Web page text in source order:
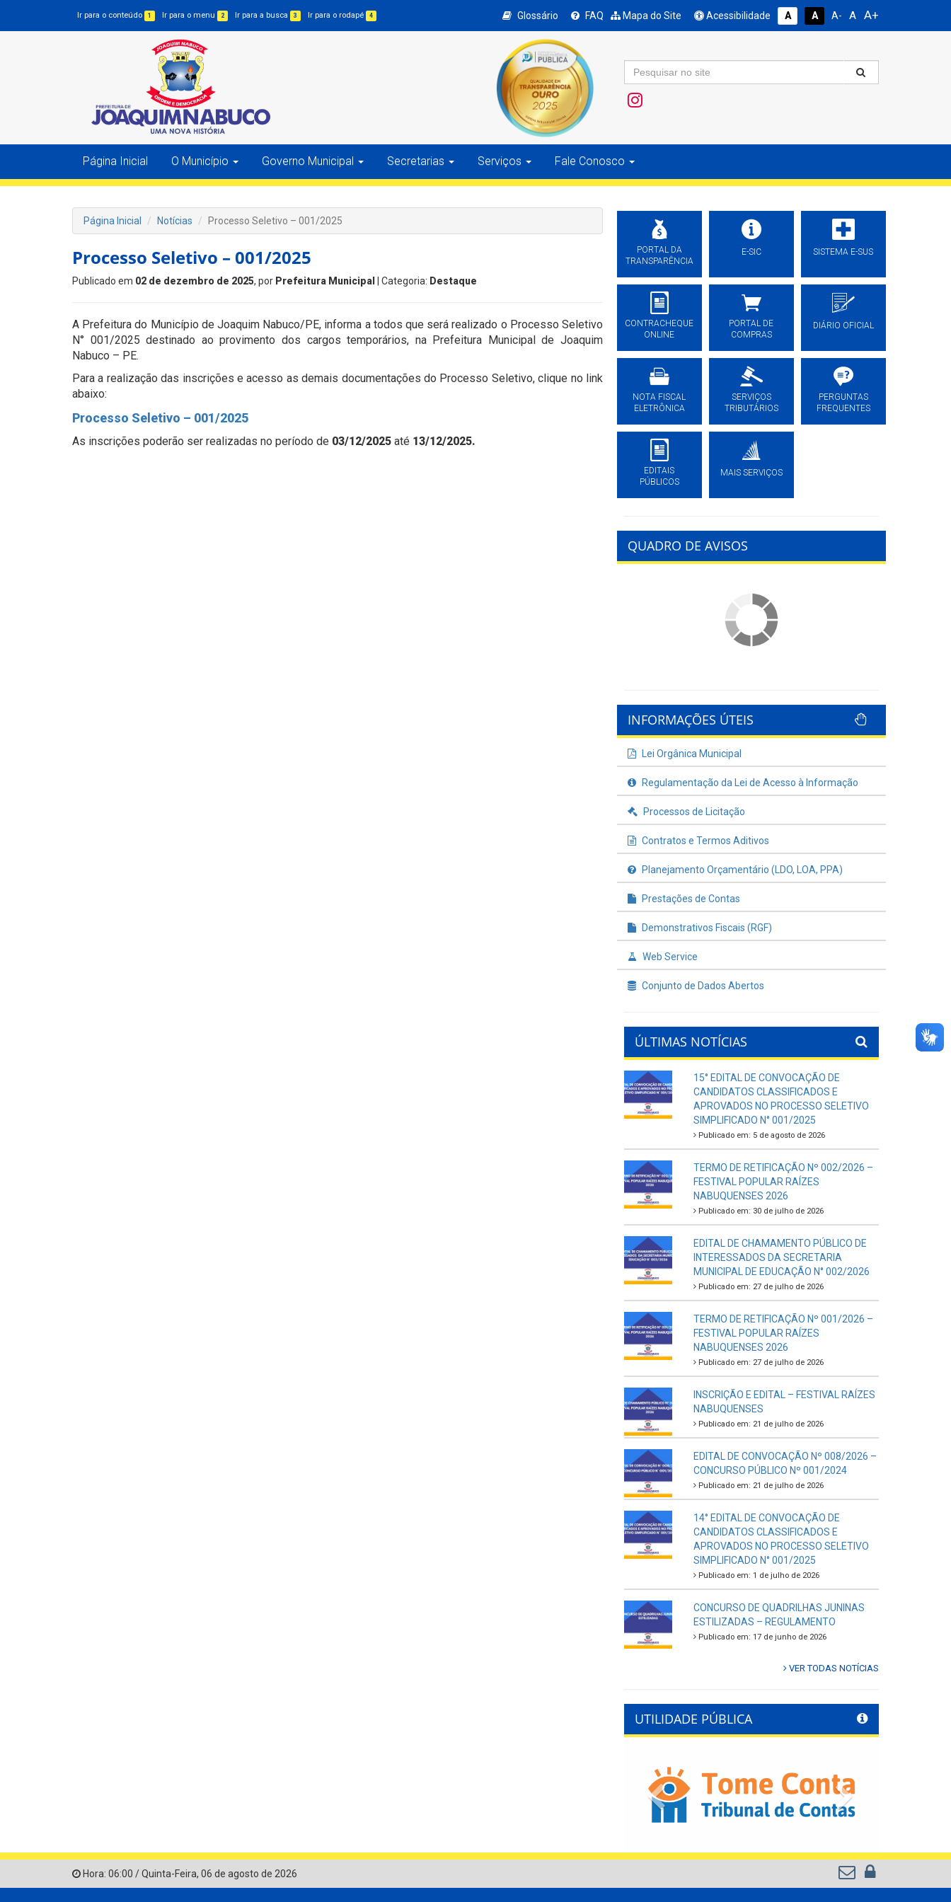
Ir para o conteúdo 1 Ir para o menu 2 Ir para a busca 3 Ir para o rodapé 4 Glossário FAQ Mapa do Site Acessibilidade A A A- A A+
Página Inicial O Município Governo Municipal Secretarias Serviços Fale Conosco
Página Inicial Notícias Processo Seletivo – 001/2025
Processo Seletivo – 001/2025
Publicado em 02 de dezembro de 2025, por Prefeitura Municipal | Categoria: Destaque
A Prefeitura do Município de Joaquim Nabuco/PE, informa a todos que será realizado o Processo Seletivo
N° 001/2025 destinado ao provimento dos cargos temporários, na Prefeitura Municipal de Joaquim
Nabuco – PE.
Para a realização das inscrições e acesso as demais documentações do Processo Seletivo, clique no link
abaixo:
Processo Seletivo – 001/2025
As inscrições poderão ser realizadas no período de 03/12/2025 até 13/12/2025.
PORTAL DA
TRANSPARÊNCIA
E-SIC SISTEMA E-SUS
CONTRACHEQUE
ONLINE
PORTAL DE
COMPRAS
DIÁRIO OFICIAL
NOTA FISCAL
ELETRÔNICA
SERVIÇOS
TRIBUTÁRIOS
PERGUNTAS
FREQUENTES
EDITAIS
PÚBLICOS
MAIS SERVIÇOS
QUADRO DE AVISOS
INFORMAÇÕES ÚTEIS
Lei Orgânica Municipal
Regulamentação da Lei de Acesso à Informação
Processos de Licitação
Contratos e Termos Aditivos
Planejamento Orçamentário (LDO, LOA, PPA)
Prestações de Contas
Demonstrativos Fiscais (RGF)
Web Service
Conjunto de Dados Abertos
ÚLTIMAS NOTÍCIAS
15° EDITAL DE CONVOCAÇÃO DE
CANDIDATOS CLASSIFICADOS E
APROVADOS NO PROCESSO SELETIVO
SIMPLIFICADO N° 001/2025
Publicado em: 5 de agosto de 2026
TERMO DE RETIFICAÇÃO Nº 002/2026 –
FESTIVAL POPULAR RAÍZES
NABUQUENSES 2026
Publicado em: 30 de julho de 2026
EDITAL DE CHAMAMENTO PÚBLICO DE
INTERESSADOS DA SECRETARIA
MUNICIPAL DE EDUCAÇÃO N° 002/2026
Publicado em: 27 de julho de 2026
TERMO DE RETIFICAÇÃO Nº 001/2026 –
FESTIVAL POPULAR RAÍZES
NABUQUENSES 2026
Publicado em: 27 de julho de 2026
INSCRIÇÃO E EDITAL – FESTIVAL RAÍZES
NABUQUENSES
Publicado em: 21 de julho de 2026
EDITAL DE CONVOCAÇÃO Nº 008/2026 –
CONCURSO PÚBLICO Nº 001/2024
Publicado em: 21 de julho de 2026
14° EDITAL DE CONVOCAÇÃO DE
CANDIDATOS CLASSIFICADOS E
APROVADOS NO PROCESSO SELETIVO
SIMPLIFICADO N° 001/2025
Publicado em: 1 de julho de 2026
CONCURSO DE QUADRILHAS JUNINAS
ESTILIZADAS – REGULAMENTO
Publicado em: 17 de junho de 2026
VER TODAS NOTÍCIAS
UTILIDADE PÚBLICA
Previous Next
Hora: 06:00 /Quinta-Feira, 06 de agosto de 2026